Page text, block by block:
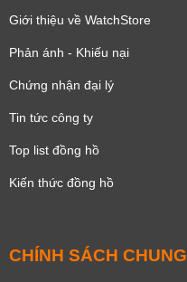
Giới thiệu về WatchStore
Phản ánh - Khiếu nại
Chứng nhận đại lý
Tin tức công ty
Top list đồng hồ
Kiến thức đồng hồ
CHÍNH SÁCH CHUNG